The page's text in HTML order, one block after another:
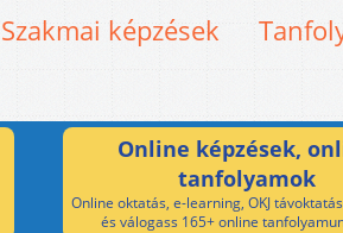
Szakmai képzések
Online képzések,
tanfolyamok
Online oktatás, e-learning, OKJ
és válogass 165+ online